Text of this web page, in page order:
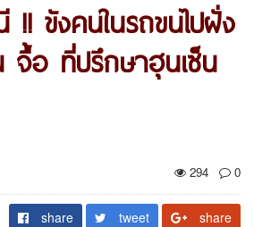
!! ขังคนในรถขนไปฝั่ง
จื้อ ที่ปรึกษาฮุนเซ็น
294
0
share tweet share